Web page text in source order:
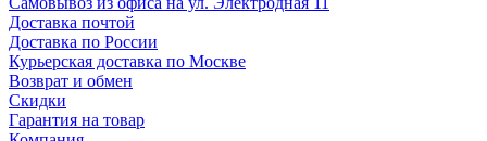
Доставка почтой
Доставка по России
Курьерская доставка по Москве
Возврат и обмен
Скидки
Гарантия на товар